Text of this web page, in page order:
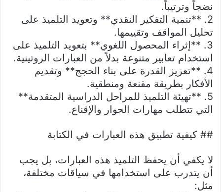
نضجاً وترتيباً.
2. **تنمية التفكير النقدي** وتعويد التلميذ على
تحليل المواقف وتقييمها.
3. **إثراء المحصول اللغوي** بتعويد التلميذ على
استخدام تعابير متنوعة بدلاً من العبارات الروتينية.
4. **تعزيز القدرة على بناء الحجج** وتقديم
الأفكار بطريقة مقنعة ومنطقية.
5. **تهيئة التلميذ للمراحل الدراسية المتقدمة**
التي تتطلب مهارات الحوار والإقناع.
## كيفية تطبيق هذه العبارات في الكتابة
لا يكفي أن يحفظ التلميذ هذه العبارات، بل يجب
أن يتدرب على استخدامها في سياقات مختلفة،
مثل: